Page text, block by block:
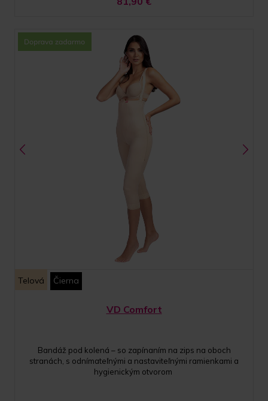
Telová Čierna
VD Comfort
Bandáž pod kolená – so zapínaním na zips na oboch
stranách, s odnímateľnými a nastaviteľnými ramienkami a
hygienickým otvorom